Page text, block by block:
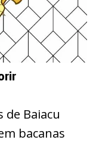
Baiacu
bacanas